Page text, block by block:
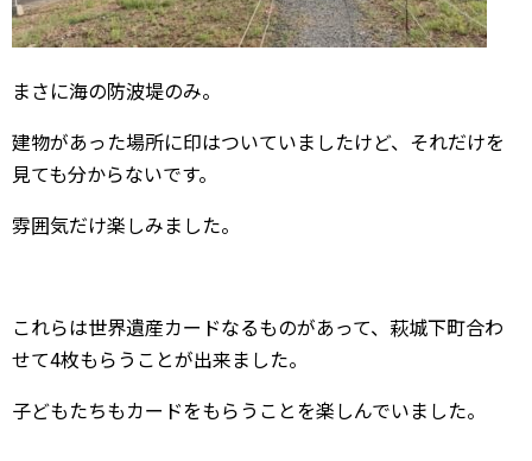
まさに海の防波堤のみ。
建物があった場所に印はついていましたけど、それだけを
見ても分からないです。
雰囲気だけ楽しみました。
これらは世界遺産カードなるものがあって、萩城下町合わ
せて4枚もらうことが出来ました。
子どもたちもカードをもらうことを楽しんでいました。